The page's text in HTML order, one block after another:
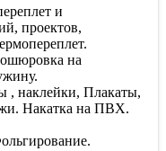
и
проектов,
на
, наклейки, Плакаты,
Накатка на ПВХ.